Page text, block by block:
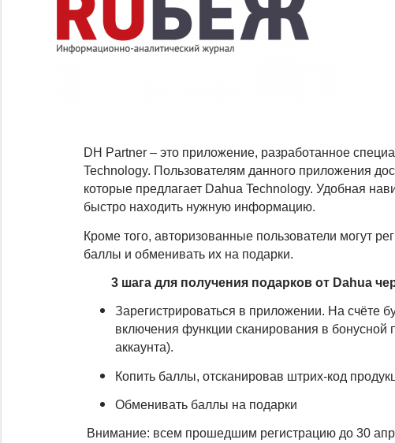
DH Partner – это приложение, разработанное
Technology. Пользователям данного приложения
которые предлагает Dahua Technology. Удобная
быстро находить нужную информацию.
Кроме того, авторизованные пользователи могут
баллы и обменивать их на подарки.
3 шага для получения подарков от Dahua
Зарегистрироваться в приложении. На счёте
включения функции сканирования в
аккаунта).
Копить баллы, отсканировав штрих-код
Обменивать баллы на подарки
Внимание: всем прошедшим регистрацию до 30